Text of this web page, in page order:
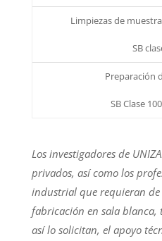
Limpiezas de
SB
Preparación
SB Clase
Los investigadores de
privados, así como los
industrial que requieran de
fabricación en sala blanca,
así lo solicitan, el apoyo